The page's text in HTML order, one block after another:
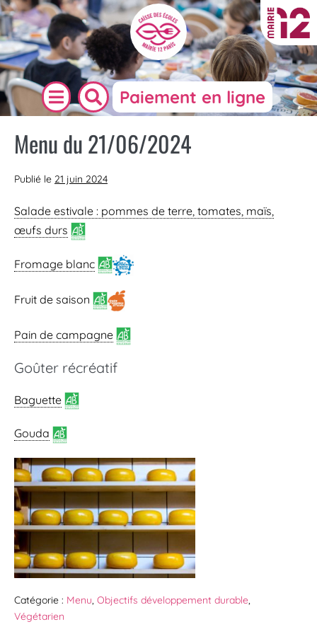
Paiement en ligne
Menu du 21/06/2024
Publié le 21 juin 2024
Salade estivale : pommes de terre, tomates, maïs,
œufs durs
Fromage blanc
Fruit de saison
Pain de campagne
Goûter récréatif
Baguette
Gouda
Catégorie : Menu, Objectifs développement durable,
Végétarien